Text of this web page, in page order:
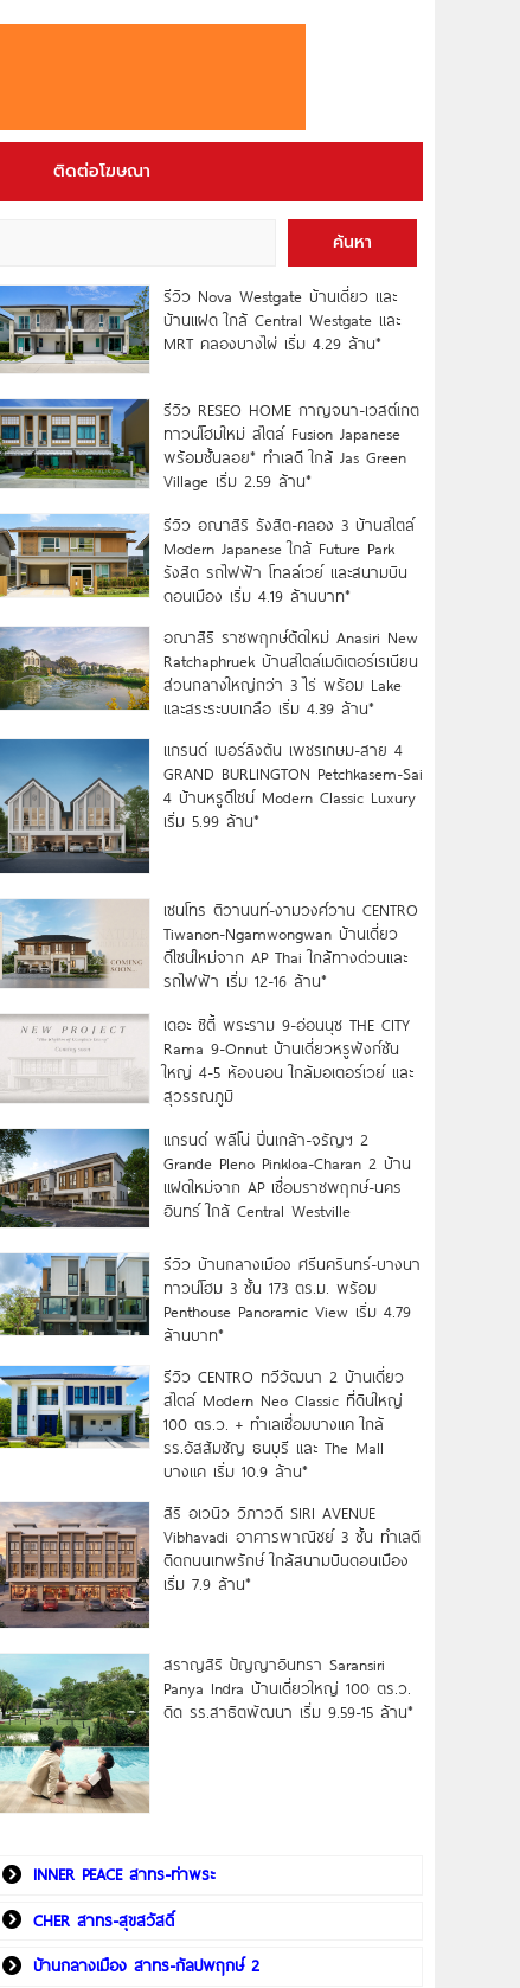
ติดต่อโฆษณา
ค้นหา
รีวิว Nova Westgate บ้านเดี่ยว และ
บ้านแฝด ใกล้ Central Westgate และ
MRT คลองบางไผ่ เริ่ม 4.29 ล้าน*
รีวิว RESEO HOME กาญจนา-เวสต์เกต
ทาวน์โฮมใหม่ สไตล์ Fusion Japanese
พร้อมชั้นลอย* ทำเลดี ใกล้ Jas Green
Village เริ่ม 2.59 ล้าน*
รีวิว อณาสิริ รังสิต-คลอง 3 บ้านสไตล์
Modern Japanese ใกล้ Future Park
รังสิต รถไฟฟ้า โทลล์เวย์ และสนามบิน
ดอนเมือง เริ่ม 4.19 ล้านบาท*
อณาสิริ ราชพฤกษ์ตัดใหม่ Anasiri New
Ratchaphruek บ้านสไตล์เมดิเตอร์เรเนียน
ส่วนกลางใหญ่กว่า 3 ไร่ พร้อม Lake
และสระระบบเกลือ เริ่ม 4.39 ล้าน*
แกรนด์ เบอร์ลิงตัน เพชรเกษม-สาย 4
GRAND BURLINGTON Petchkasem-Sai
4 บ้านหรูดีไซน์ Modern Classic Luxury
เริ่ม 5.99 ล้าน*
เซนโทร ติวานนท์-งามวงศ์วาน CENTRO
Tiwanon-Ngamwongwan บ้านเดี่ยว
ดีไซน์ใหม่จาก AP Thai ใกล้ทางด่วนและ
รถไฟฟ้า เริ่ม 12-16 ล้าน*
เดอะ ซิตี้ พระราม 9-อ่อนนุช THE CITY
Rama 9-Onnut บ้านเดี่ยวหรูฟังก์ชัน
ใหญ่ 4-5 ห้องนอน ใกล้มอเตอร์เวย์ และ
สุวรรณภูมิ
แกรนด์ พลีโน่ ปิ่นเกล้า-จรัญฯ 2
Grande Pleno Pinkloa-Charan 2 บ้าน
แฝดใหม่จาก AP เชื่อมราชพฤกษ์-นคร
อินทร์ ใกล้ Central Westville
รีวิว บ้านกลางเมือง ศรีนครินทร์-บางนา
ทาวน์โฮม 3 ชั้น 173 ตร.ม. พร้อม
Penthouse Panoramic View เริ่ม 4.79
ล้านบาท*
รีวิว CENTRO ทวีวัฒนา 2 บ้านเดี่ยว
สไตล์ Modern Neo Classic ที่ดินใหญ่
100 ตร.ว. + ทำเลเชื่อมบางแค ใกล้
รร.อัสสัมชัญ ธนบุรี และ The Mall
บางแค เริ่ม 10.9 ล้าน*
สิริ อเวนิว วิภาวดี SIRI AVENUE
Vibhavadi อาคารพาณิชย์ 3 ชั้น ทำเลดี
ติดถนนเทพรักษ์ ใกล้สนามบินดอนเมือง
เริ่ม 7.9 ล้าน*
สราญสิริ ปัญญาอินทรา Saransiri
Panya Indra บ้านเดี่ยวใหญ่ 100 ตร.ว.
ดิด รร.สาธิตพัฒนา เริ่ม 9.59-15 ล้าน*
INNER PEACE สาทร-ท่าพระ
CHER สาทร-สุขสวัสดิ์
บ้านกลางเมือง สาทร-กัลปพฤกษ์ 2